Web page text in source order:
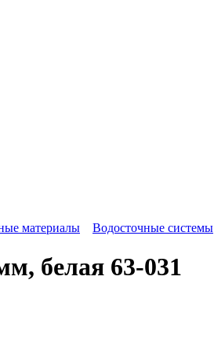
материалы Водосточные системы
белая 63-031